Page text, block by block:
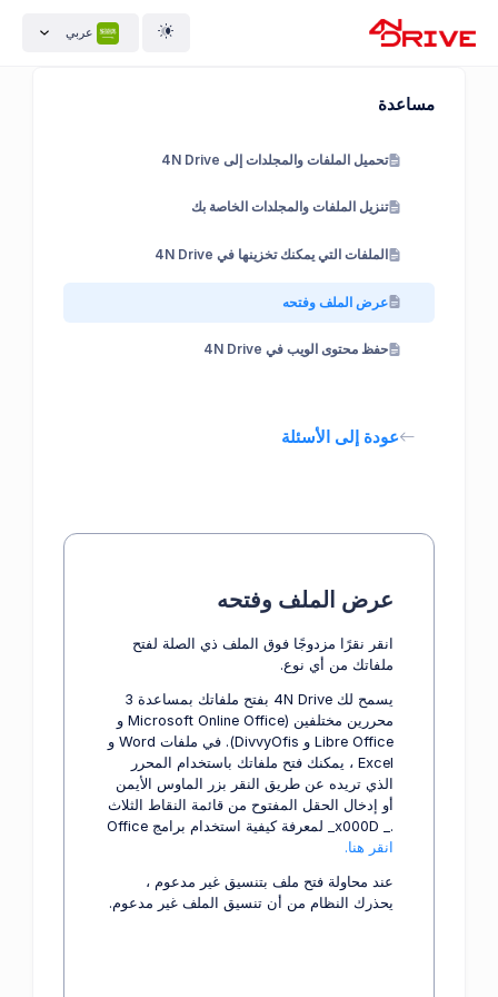
مساعدة
تحميل الملفات والمجلدات إلى 4N Drive
تنزيل الملفات والمجلدات الخاصة بك
الملفات التي يمكنك تخزينها في 4N Drive
عرض الملف وفتحه
حفظ محتوى الويب في 4N Drive
عودة إلى الأسئلة
عرض الملف وفتحه
انقر نقرًا مزدوجًا فوق الملف ذي الصلة لفتح
ملفاتك من أي نوع.
يسمح لك 4N Drive بفتح ملفاتك بمساعدة 3
محررين مختلفين (Microsoft Online Office و
Libre Office و DivvyOfis). في ملفات Word و
Excel ، يمكنك فتح ملفاتك باستخدام المحرر
الذي تريده عن طريق النقر بزر الماوس الأيمن
أو إدخال الحقل المفتوح من قائمة النقاط الثلاث
._ x000D_ لمعرفة كيفية استخدام برامج Office
انقر هنا.
عند محاولة فتح ملف بتنسيق غير مدعوم ،
يحذرك النظام من أن تنسيق الملف غير مدعوم.